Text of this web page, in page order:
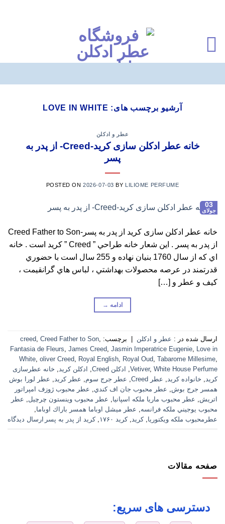
آرشیو برچسب های: LOVE IN WHITE
عطر و ادکلن
خانه عطر ادکلن سازی کرید-Creed- از پدر به
پسر
POSTED ON2026-07-03 BY LILIOME PERFUME
03
جولای
خانه عطر ادکلن سازی کرید از پدر به پسر-Creed Father to Son
از پدر به پسر . اين شعار خانه طراحي ” Creed ” کرید است . خانه
اي كه از سال 1760 بنيان نهاده و 255 سال است با حضوري
قدرتمند در عرصه محصولات بهداشتي ، لباس هاي گرانقيمت ،
كيف و عطر و […]
ادامه →
ارسال شده در : عطر و ادکلن برچسب: creed, Creed Father to Son,
Fantasia de Fleurs, James Creed, Jasmin Imperatrice Eugenie, Love in
White, oliver Creed, Royal English, Royal Oud, Tabarome Millesime,
Vetiver, White House Perfume
, ادکلن Creed , ادکلن کرید, خانه عطرسازی
کرید, خانواده کرید, عطر Creed , عطر جرج سوم, عطر کرید, عطر لورا بوش
همسر جرج بوش, عطر محبوب جان اف كندي, عطر محبوب ژوزف امپراتور
اتريش, عطر محبوب ماريا ملكه اسپانيا, عطر محبوب وينستون چرچيل, عطر
محبوب يوجيني ملكه فرانسه, عطر ميشل اوباما همسر باراك اوباما,
عطرمحبوب ملكه ويكتوريا,کرید,کرید ۱۷۶۰ ,کرید از پدر به پسر ارسال دیدگاه
صفحه مقالات
دسترسی های سریع: